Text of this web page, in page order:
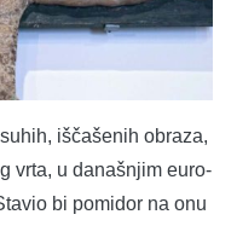
iščašenih obraza,
vrta, u današnjim euro-
bi pomidor na onu